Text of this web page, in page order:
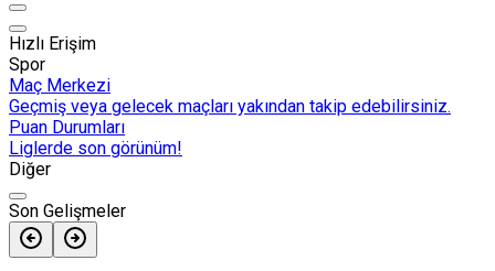
Hızlı Erişim
Spor
Maç Merkezi
Geçmiş veya gelecek maçları yakından takip edebilirsiniz.
Puan Durumları
Liglerde son görünüm!
Diğer
Son Gelişmeler